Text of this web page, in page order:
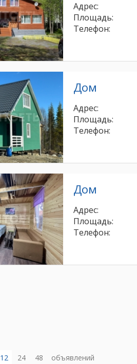
Адрес:
Площадь:
Телефон:
Дом
Адрес:
Площадь:
Телефон:
Дом
Адрес:
Площадь:
Телефон:
12 24 48 объявлений